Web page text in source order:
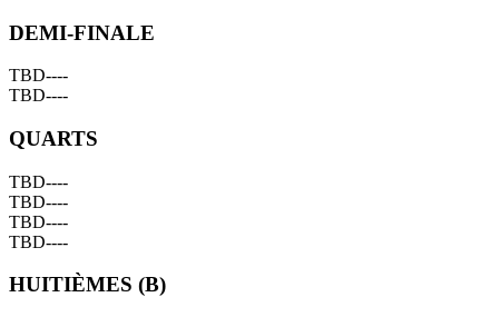
DEMI-FINALE
TBD----
TBD----
QUARTS
TBD----
TBD----
TBD----
TBD----
HUITIÈMES (B)